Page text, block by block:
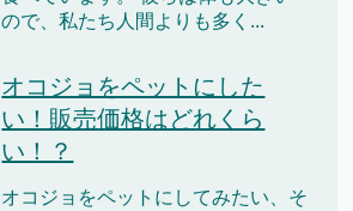
ので、私たち人間よりも多く...
オコジョをペットにした
い！販売価格はどれくら
い！？
オコジョをペットにしてみたい、そ